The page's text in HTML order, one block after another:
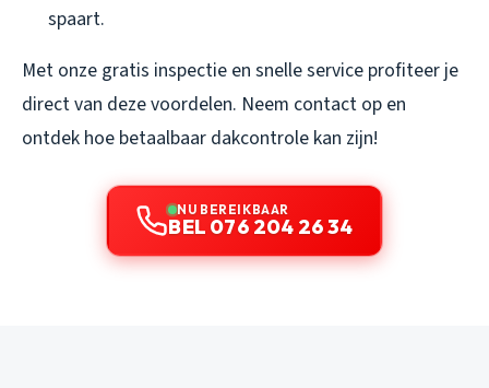
spaart.
Met onze gratis inspectie en snelle service profiteer je
direct van deze voordelen. Neem contact op en
ontdek hoe betaalbaar dakcontrole kan zijn!
NU BEREIKBAAR
BEL 076 204 26 34